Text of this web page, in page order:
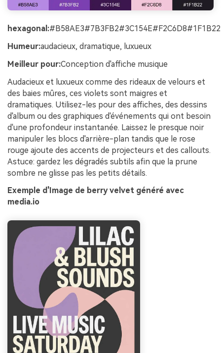
hexagonal:#B58AE3#7B3FB2#3C154E#F2C6D8#1F1B22
Humeur:audacieux, dramatique, luxueux
Meilleur pour:Conception d'affiche musique
Audacieux et luxueux comme des rideaux de velours et
des baies mûres, ces violets sont maigres et
dramatiques. Utilisez-les pour des affiches, des dessins
d'album ou des graphiques d'événements qui ont besoin
d'une profondeur instantanée. Laissez le presque noir
manipuler les blocs d'arrière-plan tandis que le rose
rouge ajoute des accents de projecteurs et des callouts.
Astuce: gardez les dégradés subtils afin que la prune
sombre ne glisse pas les petits détails.
Exemple d'Image de berry velvet généré avec
media.io